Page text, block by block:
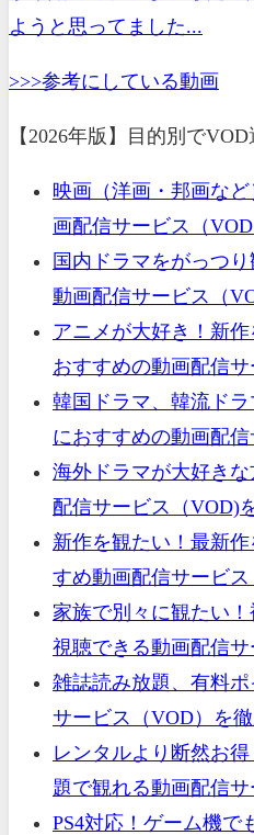
ようと思ってました...
>>>参考にしている動画
【2026年版】目的別で
映画（洋画・邦画な
画配信サービス（
国内ドラマをがっつ
動画配信サービス（
アニメが大好き！新
おすすめの動画配信
韓国ドラマ、韓流ド
におすすめの動画配
海外ドラマが大好き
配信サービス（VOD)
新作を観たい！最新
すめ動画配信サービ
家族で別々に観たい
視聴できる動画配信サ
雑誌読み放題、有料
サービス（VOD）を
レンタルより断然お
題で観れる動画配信
PS4対応！ゲーム機で